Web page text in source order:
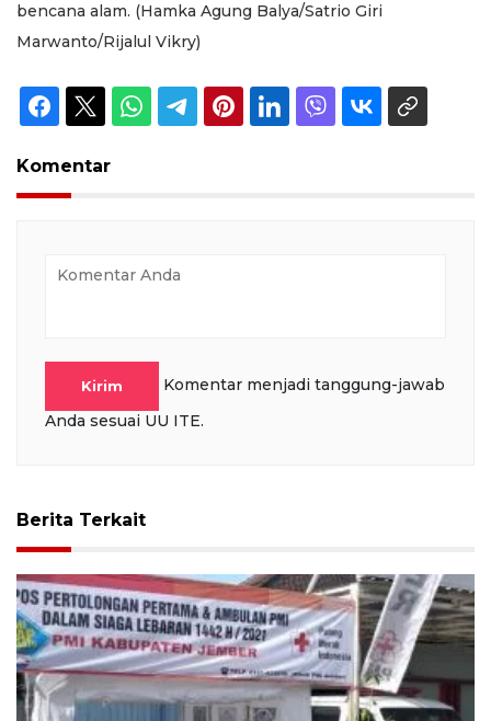
bencana alam. (Hamka Agung Balya/Satrio Giri
Marwanto/Rijalul Vikry)
Komentar
Kirim
Komentar menjadi tanggung-jawab
Anda sesuai UU ITE.
Berita Terkait